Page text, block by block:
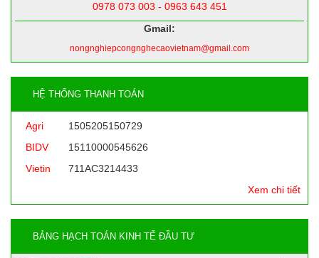
0978 073 003 - 0963 643 451
Gmail:
nongnghiepcongnghecaovietnam@gmail.com
HỆ THỐNG THANH TOÁN
Agri
1505205150729
BIDV
15110000545626
Vietin
711AC3214433
Xem chi tiết
BẢNG HẠCH TOÁN KINH TẾ ĐẦU TƯ